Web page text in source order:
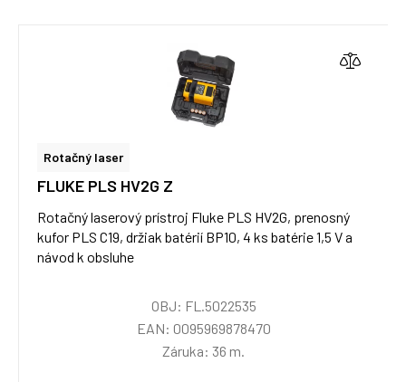
Rotačný laser
FLUKE PLS HV2G Z
Rotačný laserový prístroj Fluke PLS HV2G, prenosný
kufor PLS C19, držiak batérií BP10, 4 ks batérie 1,5 V a
návod k obsluhe
OBJ: FL.5022535
EAN: 0095969878470
Záruka: 36 m.